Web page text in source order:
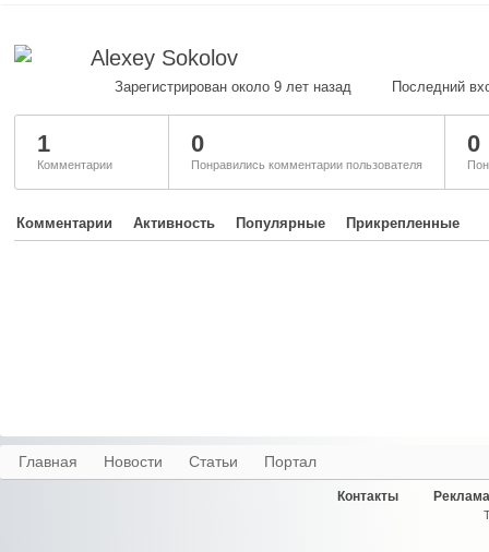
Alexey Sokolov
Зарегистрирован около 9 лет назад Последний
1
Комментарии
0
Понравились комментарии пользователя
0
Комментарии Активность Популярные Прикрепленные
Главная Новости Статьи Портал
Контакты